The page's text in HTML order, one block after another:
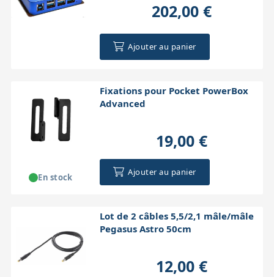
202,00 €
Ajouter au panier
Fixations pour Pocket PowerBox
Advanced
19,00 €
Ajouter au panier
En stock
Lot de 2 câbles 5,5/2,1 mâle/mâle
Pegasus Astro 50cm
12,00 €